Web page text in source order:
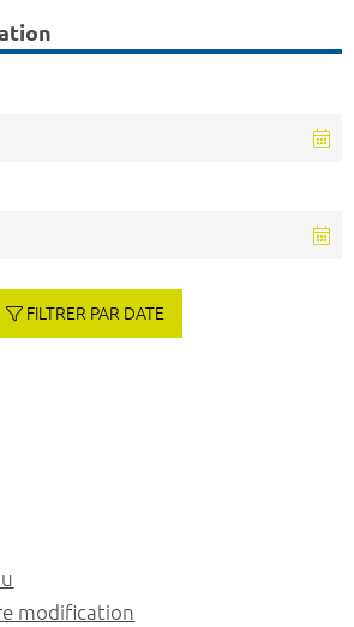
FILTRER PAR DATE
modification